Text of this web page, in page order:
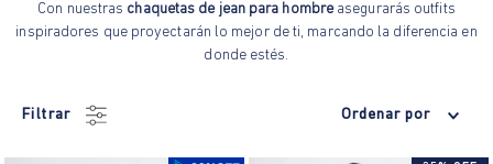
Con nuestras chaquetas de jean para hombreasegurarás outfits
inspiradores que proyectarán lo mejor de ti, marcando la diferencia en
donde estés.
Filtrar Ordenar por